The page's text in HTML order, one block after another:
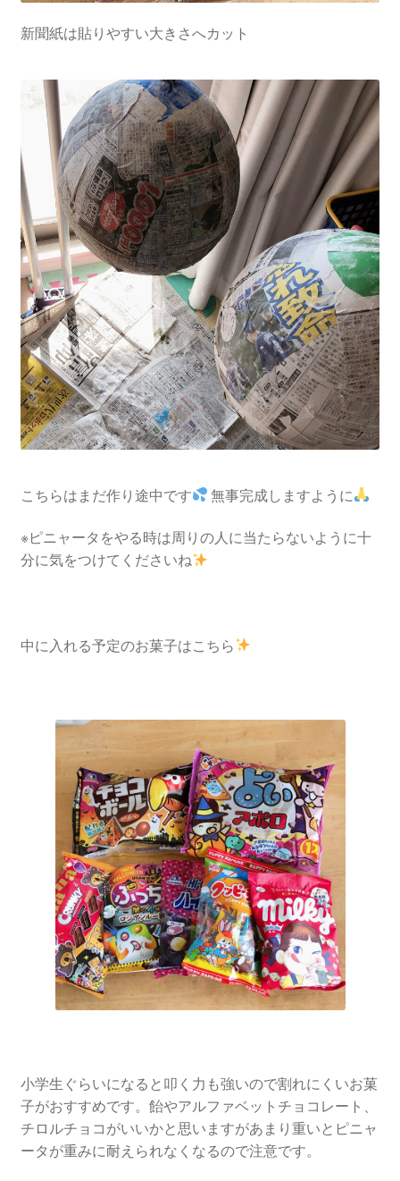
新聞紙は貼りやすい大きさへカット
こちらはまだ作り途中です 無事完成しますように
※ピニャータをやる時は周りの人に当たらないように十
分に気をつけてくださいね
中に入れる予定のお菓子はこちら
小学生ぐらいになると叩く力も強いので割れにくいお菓
子がおすすめです。飴やアルファベットチョコレート、
チロルチョコがいいかと思いますがあまり重いとピニャ
ータが重みに耐えられなくなるので注意です。